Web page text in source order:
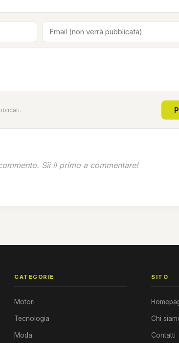
Sii il primo a commentare!
CATEGORIE
Motori
Tecnologia
Moda
SITO
Chi
Contatti